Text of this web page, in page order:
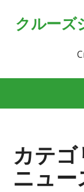
クルーズ
カテゴ
ニュー